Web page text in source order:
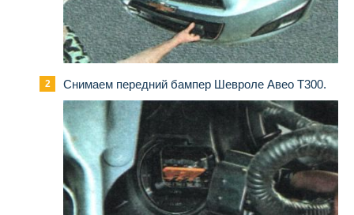
Снимаем передний бампер Шевроле Авео Т300.